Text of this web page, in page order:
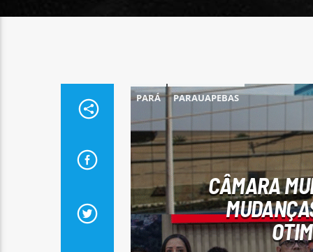
PARÁ PARAUAPEBAS
CÂMARA